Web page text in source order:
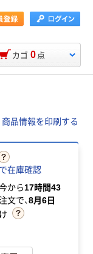
カゴ 0 点
商品情報を印刷する
在庫確認
から17時間43
文で、8月6日